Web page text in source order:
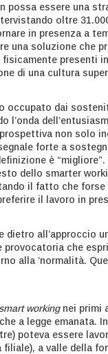
possa essere una
oltre
in presenza a
una soluzione che
presenti
di una cultura
occupato dai
l’onda
non solo
forte a
è
dello smarter
il fatto che forse
il lavoro in
dietro all’approccio
provocatoria che
alla ‘normalità.
smart workingnei primi
a legge emanata.
poteva essere
a valle della